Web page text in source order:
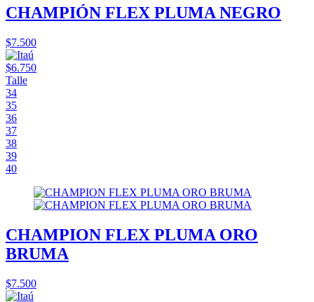
CHAMPIÓN FLEX PLUMA NEGRO
$7.500
$6.750
Talle
34
35
36
37
38
39
40
CHAMPION FLEX PLUMA ORO
BRUMA
$7.500